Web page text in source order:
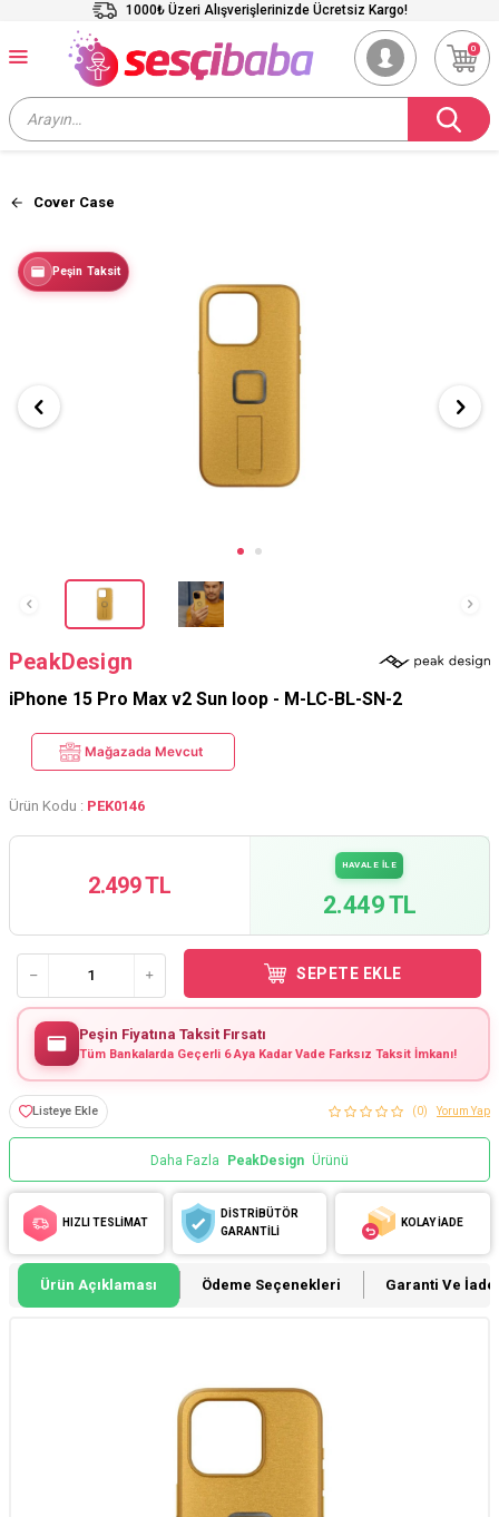
1000₺ Üzeri Alışverişlerinizde Ücretsiz Kargo!
0
Cover Case
Peşin Taksit
PeakDesign
iPhone 15 Pro Max v2 Sun loop - M-LC-BL-SN-2
Mağazada Mevcut
Ürün Kodu : PEK0146
2.499 TL
HAVALE İLE
2.449 TL
SEPETE EKLE
Peşin Fiyatına Taksit Fırsatı
Tüm Bankalarda Geçerli 6 Aya Kadar Vade Farksız Taksit İmkanı!
Listeye Ekle (0) Yorum Yap
Daha Fazla PeakDesign Ürünü
HIZLI TESLİMAT
DİSTRİBÜTÖR
GARANTİLİ
KOLAY İADE
Ürün Açıklaması Ödeme Seçenekleri Garanti Ve İade